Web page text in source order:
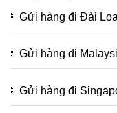
Gửi hàng đi Đài
Gửi hàng đi
Gửi hàng đi